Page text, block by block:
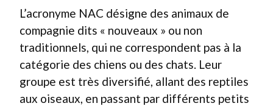
L’acronyme NAC désigne des animaux de
compagnie dits « nouveaux » ou non
traditionnels, qui ne correspondent pas à la
catégorie des chiens ou des chats. Leur
groupe est très diversifié, allant des reptiles
aux oiseaux, en passant par différents petits